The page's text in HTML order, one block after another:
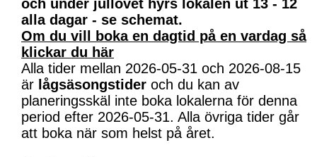
och under jullovet hyrs lokalen ut 13 - 12
alla dagar - se schemat.
Om du vill boka en dagtid på en vardag så
klickar du här
Alla tider mellan 2026-05-31 och 2026-08-15
är lågsäsongstider och du kan av
planeringsskäl inte boka lokalerna för denna
period efter 2026-05-31. Alla övriga tider går
att boka när som helst på året.